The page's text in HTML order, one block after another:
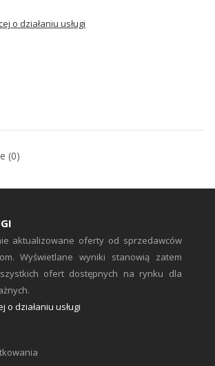
o działaniu usługi
(0)
aktualizowane oferty od sprzedawców
Wyświetlane wyniki stanowią zatem
ofert dostępnych na rynku dla
o działaniu usługi